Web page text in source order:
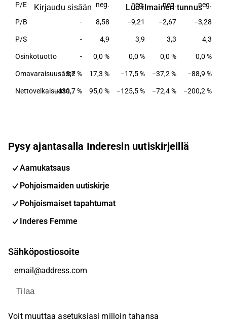
P/E - neg. neg. neg. neg.
P/B - 8,58 −9,21 −2,67 −3,28
P/S - 4,9 3,9 3,3 4,3
Osinkotuotto - 0,0 % 0,0 % 0,0 % 0,0 %
Omavaraisuusaste
−13,7 % 17,3 % −17,5 % −37,2 % −88,9 %
Nettovelkaisuusaste
−430,7 % 95,0 % −125,5 % −72,4 % −200,2 %
Kirjaudu sisään Luo ilmainen tunnus
Pysy ajantasalla Inderesin uutiskirjeillä
Aamukatsaus
Pohjoismaiden uutiskirje
Pohjoismaiset tapahtumat
Inderes Femme
Sähköpostiosoite
Tilaa
Voit muuttaa asetuksiasi milloin tahansa